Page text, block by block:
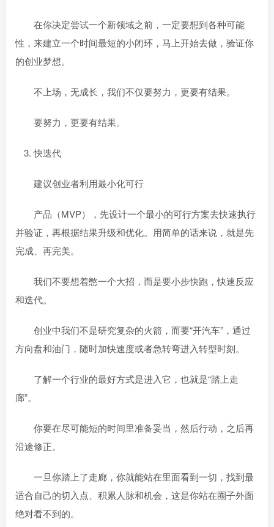
在你决定尝试一个新领域之前，一定要想到各种可能
性，来建立一个时间最短的小闭环，马上开始去做，验证你
的创业梦想。
不上场，无成长，我们不仅要努力，更要有结果。
要努力，更要有结果。
快迭代
建议创业者利用最小化可行
产品（MVP），先设计一个最小的可行方案去快速执行
并验证，再根据结果升级和优化。用简单的话来说，就是先
完成、再完美。
我们不要想着憋一个大招，而是要小步快跑，快速反应
和迭代。
创业中我们不是研究复杂的火箭，而要“开汽车”，通过
方向盘和油门，随时加快速度或者急转弯进入转型时刻。
了解一个行业的最好方式是进入它，也就是“踏上走
廊”。
你要在尽可能短的时间里准备妥当，然后行动，之后再
沿途修正。
一旦你踏上了走廊，你就能站在里面看到一切，找到最
适合自己的切入点、积累人脉和机会，这是你站在圈子外面
绝对看不到的。